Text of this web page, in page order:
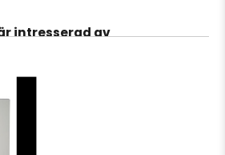
intresserad av